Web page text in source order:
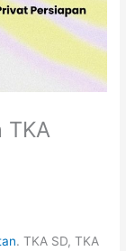
TKA
. TKA SD, TKA